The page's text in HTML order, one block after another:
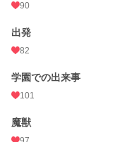
90
出発
82
学園での出来事
101
魔獣